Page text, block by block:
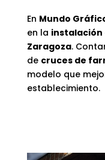
En Mundo
en la instalación
Zaragoza.
de cruces de
modelo que
establecimiento.